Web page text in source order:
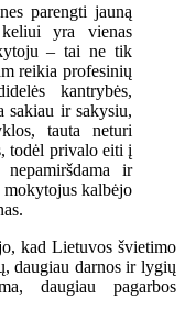
parengti jauną
keliui yra vienas
– tai ne tik
reikia profesinių
kantrybės,
sakiau ir sakysiu,
tauta neturi
todėl privalo eiti į
ir
kalbėjo
kad Lietuvos švietimo
daugiau darnos ir lygių
daugiau pagarbos